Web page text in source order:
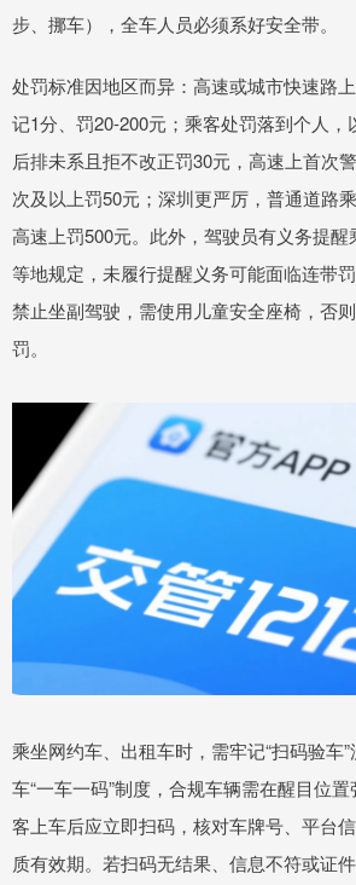
步、挪车），全车人员必须系好安全带。
处罚标准因地区而异：高速或城市快速路
记1分、罚20-200元；乘客处罚落到个人，
后排未系且拒不改正罚30元，高速上首次
次及以上罚50元；深圳更严厉，普通道路
高速上罚500元。此外，驾驶员有义务提
等地规定，未履行提醒义务可能面临连带
禁止坐副驾驶，需使用儿童安全座椅，否
罚。
乘坐网约车、出租车时，需牢记“扫码验车
车“一车一码”制度，合规车辆需在醒目位
客上车后应立即扫码，核对车牌号、平台
质有效期。若扫码无结果、信息不符或证